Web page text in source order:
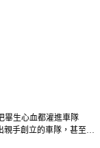
畢生心血都灌進車隊
親手創立的車隊，甚至設
返賽道，在商業上全面